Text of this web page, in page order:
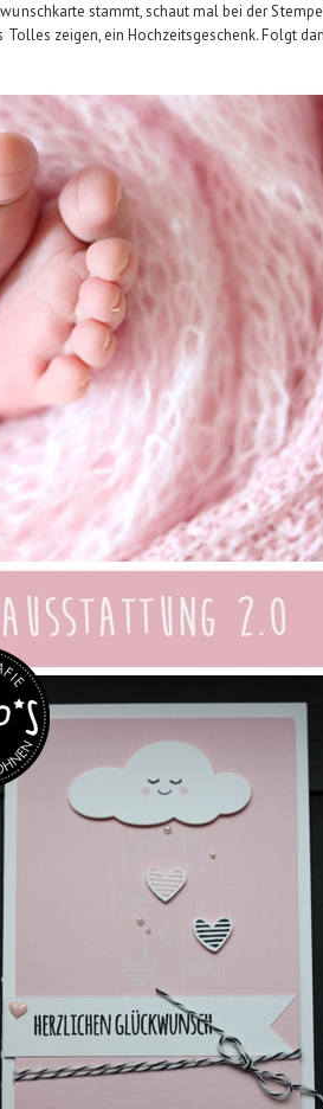
stammt, schaut mal bei der
zeigen, ein Hochzeitsgeschenk. Folgt